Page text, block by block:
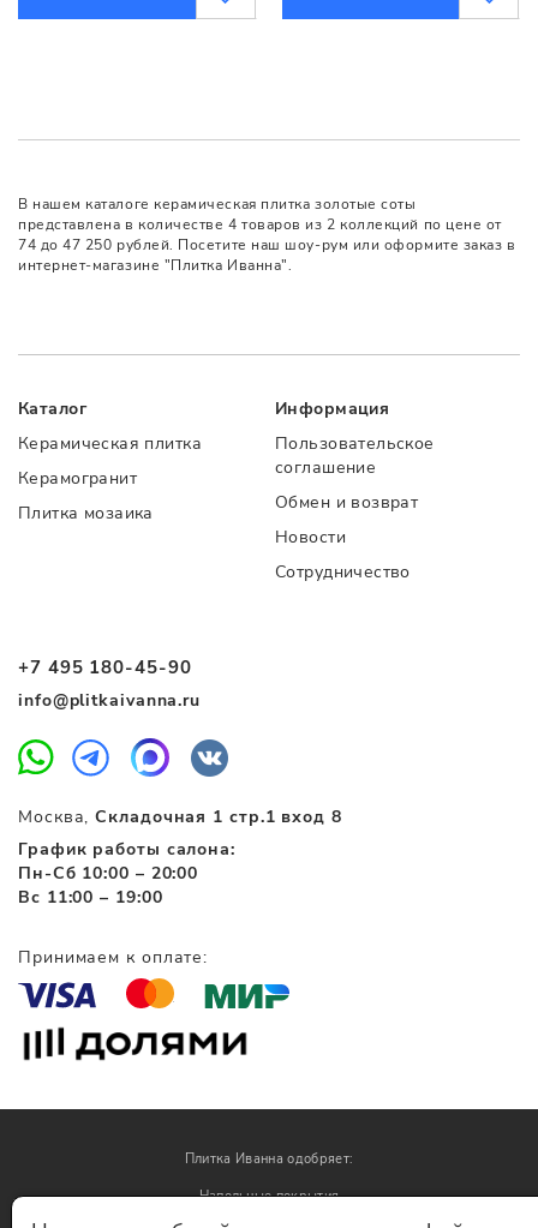
В нашем каталоге керамическая плитка золотые соты
представлена в количестве 4 товаров из 2 коллекций по цене от
74 до 47 250 рублей. Посетите наш шоу-рум или оформите заказ в
интернет-магазине "Плитка Иванна".
+7 495 180-45-90
info@plitkaivanna.ru
Москва,Складочная 1 стр.1 вход 8
График работы салона:
Пн-Сб 10:00 – 20:00
Вс 11:00 – 19:00
Каталог
Керамическая плитка
Керамогранит
Плитка мозаика
Информация
Пользовательское
соглашение
Обмен и возврат
Новости
Сотрудничество
Принимаем к оплате:
Плитка Иванна одобряет:
Напольные покрытия